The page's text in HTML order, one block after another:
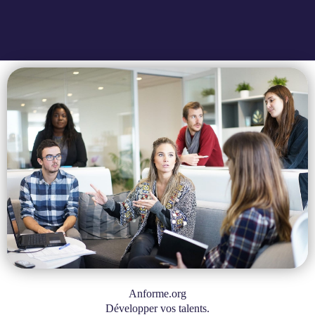
Anforme.org
Développer vos talents.